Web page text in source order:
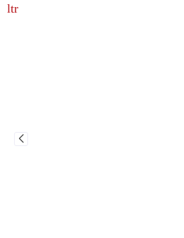
ltr